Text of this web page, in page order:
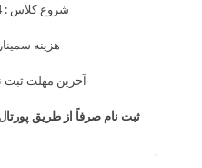
شروع کلاس : 14 تیر ماه 1402
هزینه سمینار:
آخرین مهلت ثبت نام: 10 تیر
ثبت نام صرفاً از طریق
.